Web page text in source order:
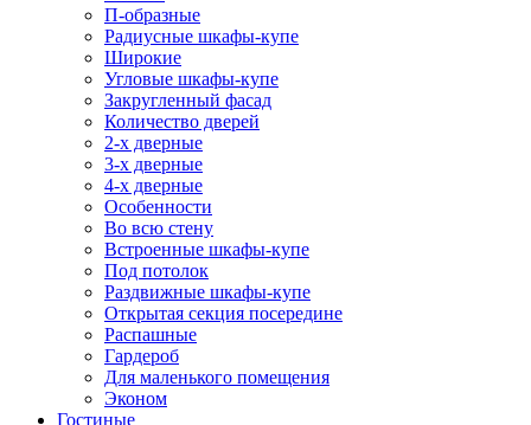
П-образные
Радиусные шкафы-купе
Широкие
Угловые шкафы-купе
Закругленный фасад
Количество дверей
2-х дверные
3-х дверные
4-х дверные
Особенности
Во всю стену
Встроенные шкафы-купе
Под потолок
Раздвижные шкафы-купе
Открытая секция посередине
Распашные
Гардероб
Для маленького помещения
Эконом
Гостиные